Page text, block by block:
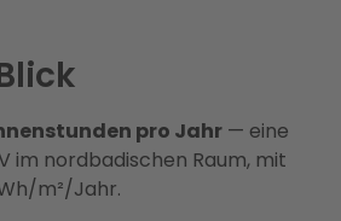
pro Jahr — eine
im nordbadischen Raum, mit
m²/Jahr.